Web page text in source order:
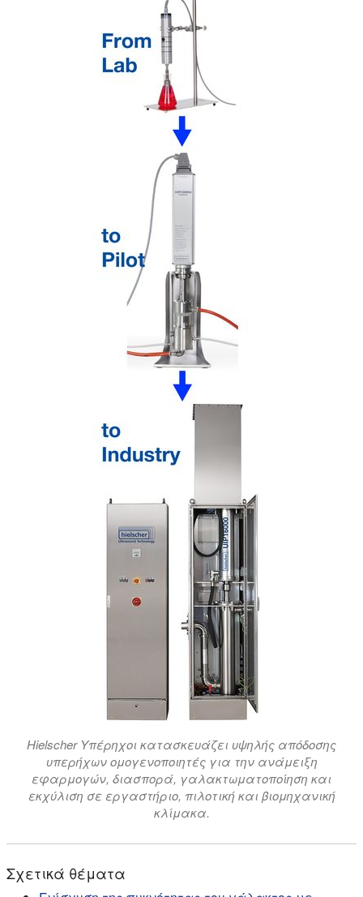
Hielscher Υπέρηχοι κατασκευάζει υψηλής απόδοσης
υπερήχων ομογενοποιητές για την ανάμειξη
εφαρμογών, διασπορά, γαλακτωματοποίηση και
εκχύλιση σε εργαστήριο, πιλοτική και βιομηχανική
κλίμακα.
Σχετικά θέματα